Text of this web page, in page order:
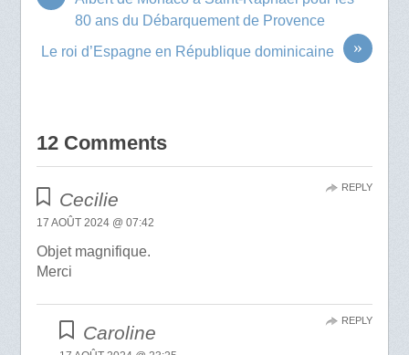
80 ans du Débarquement de Provence
»
Le roi d’Espagne en République dominicaine
12 Comments
Cecilie
17 AOÛT 2024 @ 07:42
Objet magnifique.
Merci
REPLY
Caroline
REPLY